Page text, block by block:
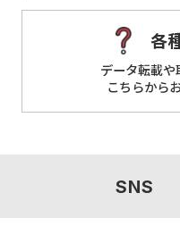
各
データ転載
こちらから
SNS